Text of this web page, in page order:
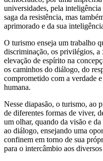
universidades, pela
saga da resistência, mas
aprimorado e da sua
O turismo enseja um trabalho
discriminação, os privilégios, a
elevação de espírito na
os caminhos do diálogo, do
comprometido com a verdade
humana.
Nesse diapasão, o turismo, ao
de diferentes formas de viver,
um olhar, quando da visão e
ao diálogo, ensejando uma
confinem em torno de sua
para o intercâmbio aos